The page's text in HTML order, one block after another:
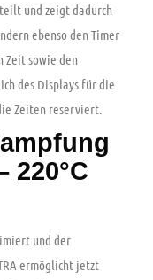
und zeigt dadurch
ebenso den Timer
sowie den
des Displays für die
Zeiten reserviert.
220°C
und der
ermöglicht jetzt